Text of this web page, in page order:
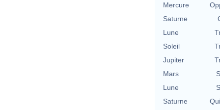
Mercure
Saturne
Lune
Soleil
Jupiter
Mars
Lune
Saturne